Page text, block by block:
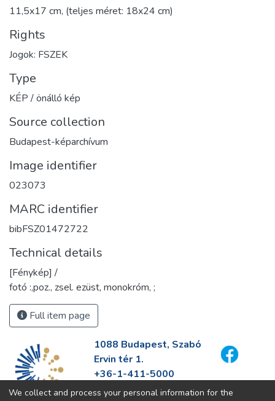
11,5x17 cm, (teljes méret: 18x24 cm)
Rights
Jogok: FSZEK
Type
KÉP / önálló kép
Source collection
Budapest-képarchívum
Image identifier
023073
MARC identifier
bibFSZ01472722
Technical details
[Fénykép] /
fotó :,poz., zsel. ezüst, monokróm, ;
Full item page
1088 Budapest, Szabó
Ervin tér 1.
+36-1-411-5000
info@fszek.hu
We collect and process your personal information for the